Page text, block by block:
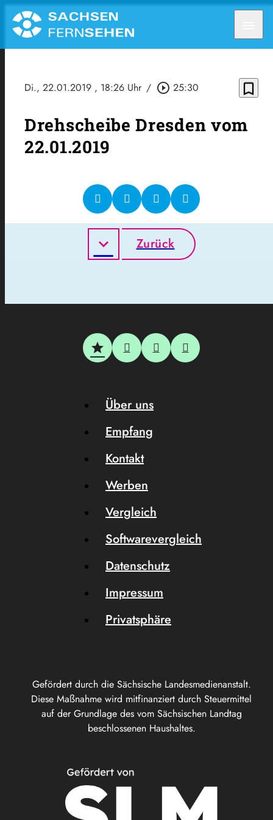
Di., 22.01.2019 , 18:26 Uhr / play_circle_outline 25:30 bookmark_border
Drehscheibe Dresden vom
22.01.2019
Zurück
Gefördert durch die Sächsische Landesmedienanstalt.
Diese Maßnahme wird mitfinanziert durch Steuermittel
auf der Grundlage des vom Sächsischen Landtag
beschlossenen Haushaltes.
Über uns
Empfang
Kontakt
Werben
Vergleich
Softwarevergleich
Datenschutz
Impressum
Privatsphäre